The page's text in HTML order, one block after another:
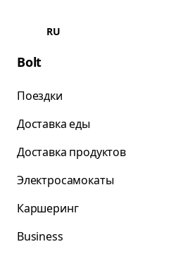
RU
Bolt
Поездки
Доставка еды
Доставка продуктов
Электросамокаты
Каршеринг
Business